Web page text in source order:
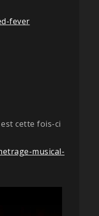
fever
cette fois-ci
musical-